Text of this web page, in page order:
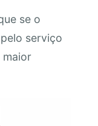
se o
serviço